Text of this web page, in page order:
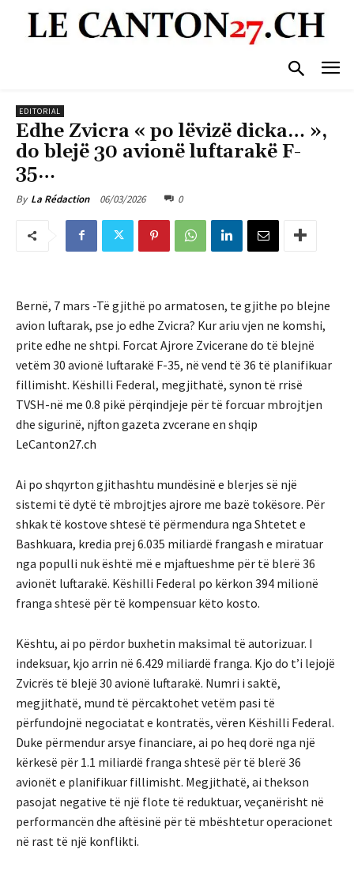
EDITORIAL
Edhe Zvicra « po lëvizë dicka… »,
do blejë 30 avionë luftarakë F-
35…
By La Rédaction 06/03/2026 0
Bernë, 7 mars -Të gjithë po armatosen, te gjithe po blejne
avion luftarak, pse jo edhe Zvicra? Kur ariu vjen ne komshi,
prite edhe ne shtpi. Forcat Ajrore Zvicerane do të blejnë
vetëm 30 avionë luftarakë F-35, në vend të 36 të planifikuar
fillimisht. Këshilli Federal, megjithatë, synon të rrisë
TVSH-në me 0.8 pikë përqindjeje për të forcuar mbrojtjen
dhe sigurinë, njfton gazeta zvcerane en shqip
LeCanton27.ch
Ai po shqyrton gjithashtu mundësinë e blerjes së një
sistemi të dytë të mbrojtjes ajrore me bazë tokësore. Për
shkak të kostove shtesë të përmendura nga Shtetet e
Bashkuara, kredia prej 6.035 miliardë frangash e miratuar
nga populli nuk është më e mjaftueshme për të blerë 36
avionët luftarakë. Këshilli Federal po kërkon 394 milionë
franga shtesë për të kompensuar këto kosto.
Kështu, ai po përdor buxhetin maksimal të autorizuar. I
indeksuar, kjo arrin në 6.429 miliardë franga. Kjo do t’i lejojë
Zvicrës të blejë 30 avionë luftarakë. Numri i saktë,
megjithatë, mund të përcaktohet vetëm pasi të
përfundojnë negociatat e kontratës, vëren Këshilli Federal.
Duke përmendur arsye financiare, ai po heq dorë nga një
kërkesë për 1.1 miliardë franga shtesë për të blerë 36
avionët e planifikuar fillimisht. Megjithatë, ai thekson
pasojat negative të një flote të reduktuar, veçanërisht në
performancën dhe aftësinë për të mbështetur operacionet
në rast të një konflikti.